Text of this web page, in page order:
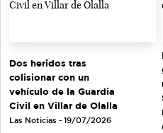
Dos heridos tras
colisionar con un
vehículo de la Guardia
Civil en Villar de Olalla
Las Noticias - 19/07/2026